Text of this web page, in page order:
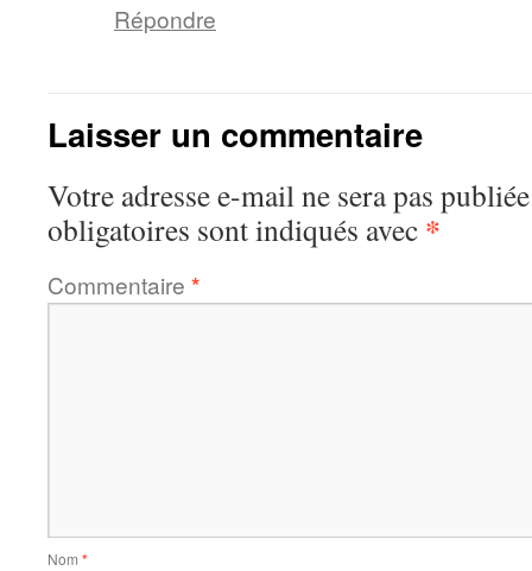
Répondre
Laisser un commentaire
Votre adresse e-mail ne sera pas
obligatoires sont indiqués avec *
Commentaire *
Nom *